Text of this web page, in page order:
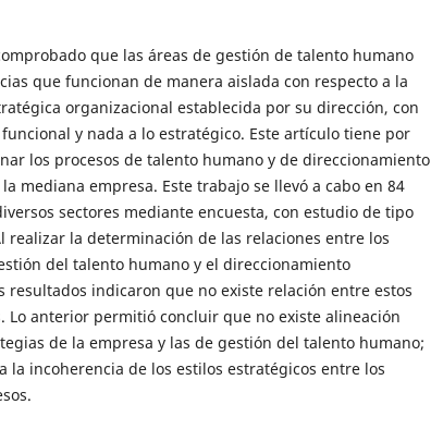
que las áreas de gestión de talento humano
que funcionan de manera aislada con respecto a la
organizacional establecida por su dirección, con
y nada a lo estratégico. Este artículo tiene por
los procesos de talento humano y de direccionamiento
mediana empresa. Este trabajo se llevó a cabo en 84
sectores mediante encuesta, con estudio de tipo
realizar la determinación de las relaciones entre los
del talento humano y el direccionamiento
resultados indicaron que no existe relación entre estos
Lo anterior permitió concluir que no existe alineación
de la empresa y las de gestión del talento humano;
la incoherencia de los estilos estratégicos entre los